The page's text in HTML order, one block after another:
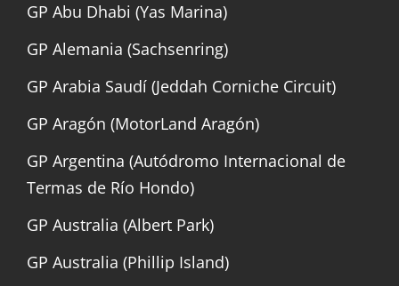
GP Abu Dhabi (Yas Marina)
GP Alemania (Sachsenring)
GP Arabia Saudí (Jeddah Corniche Circuit)
GP Aragón (MotorLand Aragón)
GP Argentina (Autódromo Internacional de
Termas de Río Hondo)
GP Australia (Albert Park)
GP Australia (Phillip Island)